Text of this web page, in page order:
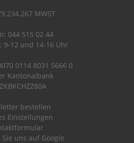
MWST
044 515 02 44
9-12 und 14-16 Uhr
0114 8031 5666 0
Kantonalbank
bestellen
Einstellungen
uns auf Google